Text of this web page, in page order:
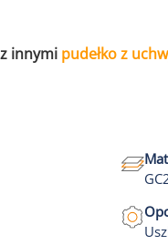
innymi pudełko z